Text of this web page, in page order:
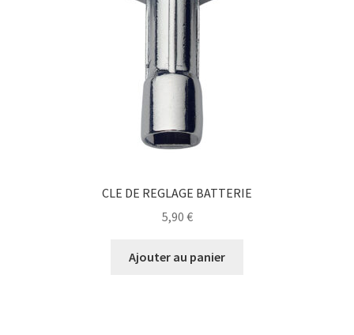
CLE DE REGLAGE BATTERIE
5,90 €
Ajouter au panier